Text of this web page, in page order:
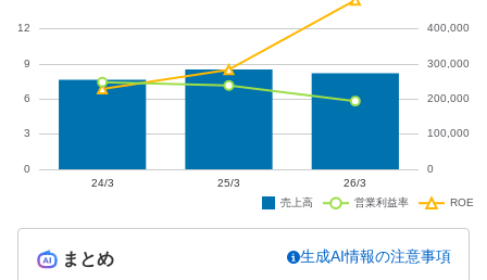
まとめ 生成AI情報の注意事項